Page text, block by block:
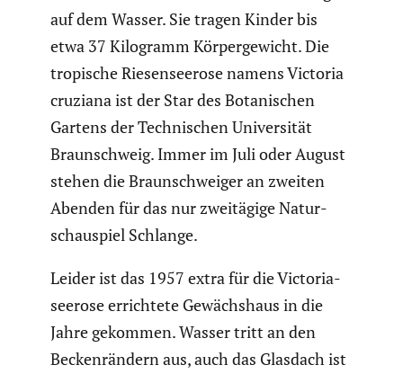
auf dem Wasser. Sie tragen Kinder bis
etwa 37 Kilogramm Körper­ge­wicht. Die
tropische Riesen­see­rose namens Victoria
cruziana ist der Star des Botani­schen
Gartens der Techni­schen Univer­sität
Braun­schweig. Immer im Juli oder August
stehen die Braun­schweiger an zweiten
Abenden für das nur zweitä­gige Natur­
schau­spiel Schlange.
Leider ist das 1957 extra für die Victo­ria­
see­rose errich­tete Gewächs­haus in die
Jahre gekommen. Wasser tritt an den
Becken­rän­dern aus, auch das Glasdach ist